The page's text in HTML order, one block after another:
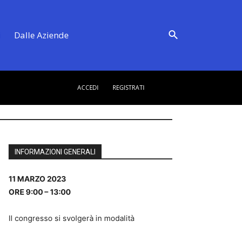
Dalle Aziende
ACCEDI REGISTRATI
INFORMAZIONI GENERALI
11 MARZO 2023
ORE 9:00 – 13:00
Il congresso si svolgerà in modalità